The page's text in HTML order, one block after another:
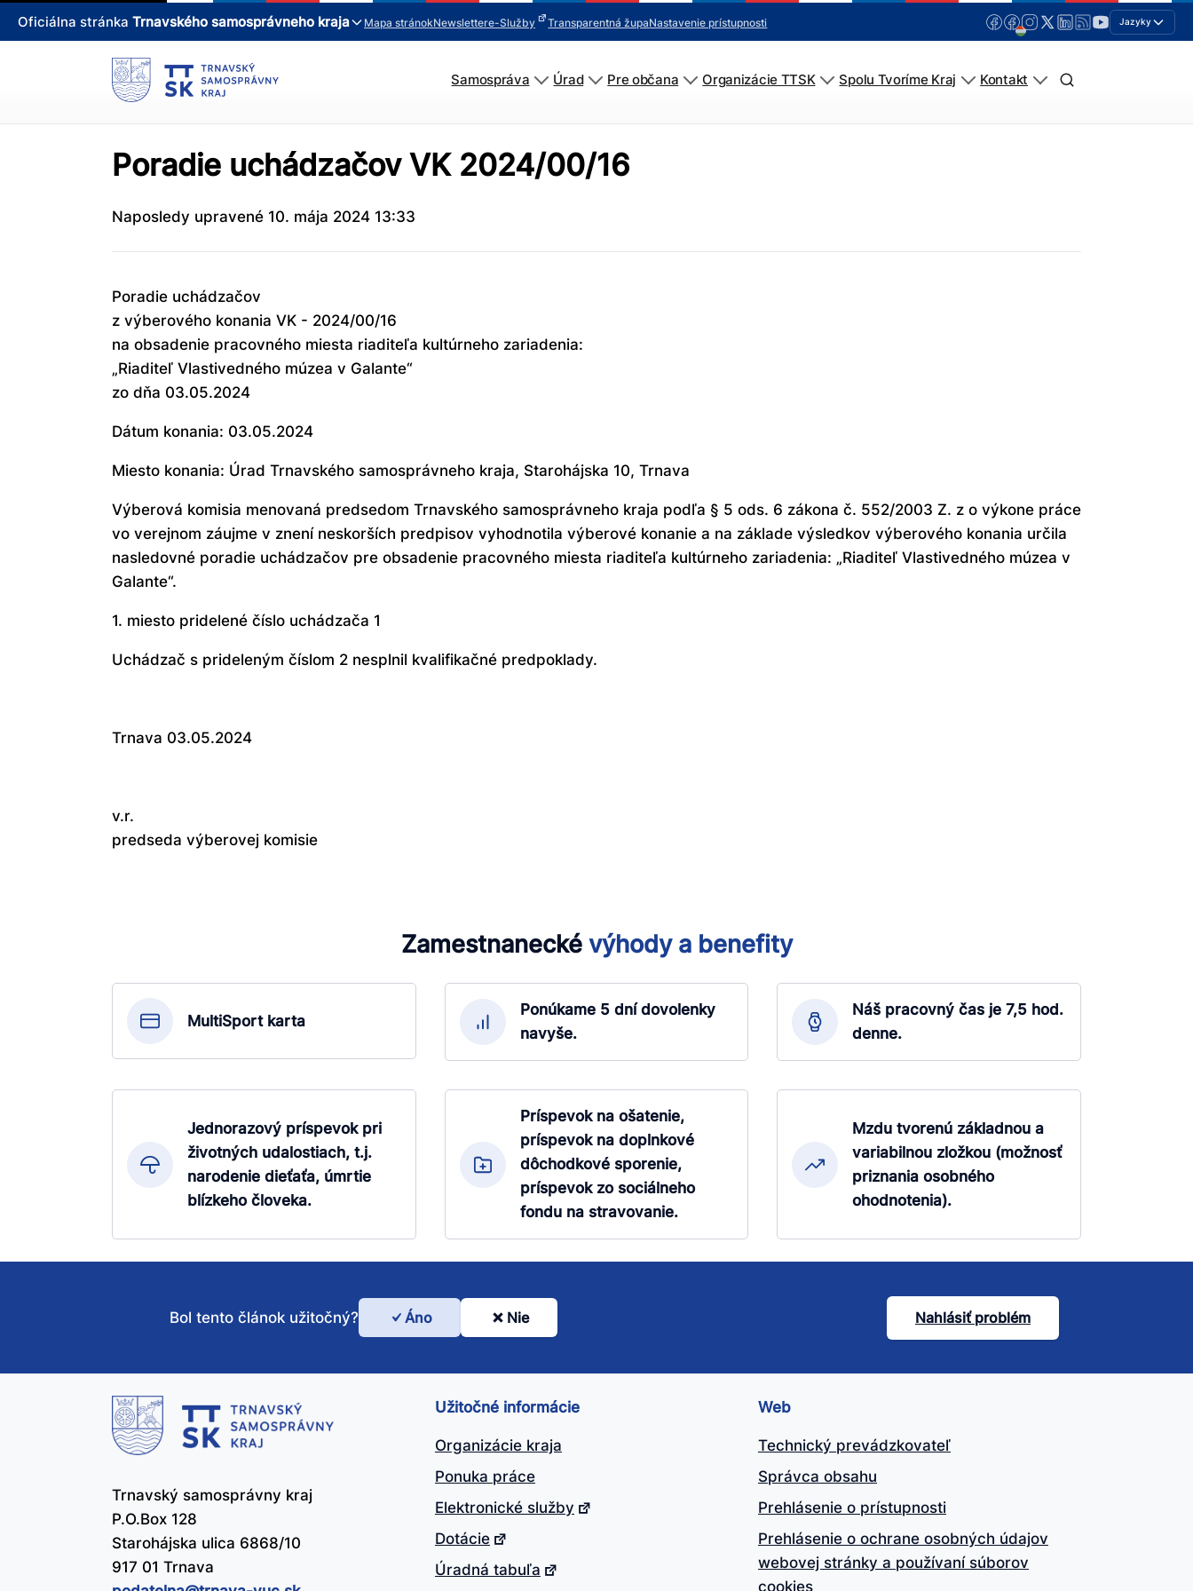
Oficiálna stránka Trnavského samosprávneho kraja Mapa stránokNewslettere-Služby Transparentná župaNastavenie prístupnosti Jazyky
Samospráva Úrad Pre občana Organizácie TTSK Spolu Tvoríme Kraj Kontakt
Poradie uchádzačov VK 2024/00/16
Naposledy upravené 10. mája 2024 13:33
Poradie uchádzačov
z výberového konania VK - 2024/00/16
na obsadenie pracovného miesta riaditeľa kultúrneho zariadenia:
„Riaditeľ Vlastivedného múzea v Galante“
zo dňa 03.05.2024
Dátum konania: 03.05.2024
Miesto konania: Úrad Trnavského samosprávneho kraja, Starohájska 10, Trnava
Výberová komisia menovaná predsedom Trnavského samosprávneho kraja podľa § 5 ods. 6 zákona č. 552/2003 Z. z o výkone práce
vo verejnom záujme v znení neskorších predpisov vyhodnotila výberové konanie a na základe výsledkov výberového konania určila
nasledovné poradie uchádzačov pre obsadenie pracovného miesta riaditeľa kultúrneho zariadenia: „Riaditeľ Vlastivedného múzea v
Galante“.
1. miesto pridelené číslo uchádzača 1
Uchádzač s prideleným číslom 2 nesplnil kvalifikačné predpoklady.
Trnava 03.05.2024
v.r.
predseda výberovej komisie
Zamestnanecké výhody a benefity
MultiSport karta
Ponúkame 5 dní dovolenky
navyše.
Náš pracovný čas je 7,5 hod.
denne.
Jednorazový príspevok pri
životných udalostiach, t.j.
narodenie dieťaťa, úmrtie
blízkeho človeka.
Príspevok na ošatenie,
príspevok na doplnkové
dôchodkové sporenie,
príspevok zo sociálneho
fondu na stravovanie.
Mzdu tvorenú základnou a
variabilnou zložkou (možnosť
priznania osobného
ohodnotenia).
Bol
tento
článok
užitočný?
Bol tento článok užitočný? Áno Nie Nahlásiť problém
Trnavský samosprávny kraj
P.O.Box 128
Starohájska ulica 6868/10
917 01 Trnava
Užitočné informácie
Organizácie kraja
Ponuka práce
Elektronické služby
Dotácie
Úradná tabuľa
Web
Technický prevádzkovateľ
Správca obsahu
Prehlásenie o prístupnosti
Prehlásenie o ochrane osobných údajov
webovej stránky a používaní súborov
cookies